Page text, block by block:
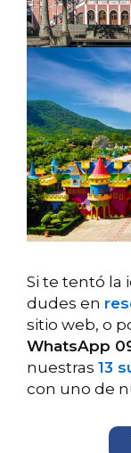
Si te tentó la
dudes en
sitio web, o
WhatsApp
nuestras 13
con uno de